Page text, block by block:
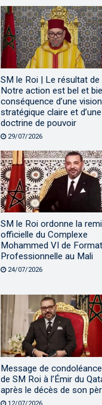
SM le Roi | Le résultat de
Notre action est bel et
conséquence d’une vision
stratégique claire et d’une
doctrine de pouvoir
29/07/2026
SM le Roi ordonne la
officielle du Complexe
Mohammed VI de
Professionnelle au Mali
24/07/2026
Message de
de SM Roi à l’Émir du
après le décès de son
12/07/2026